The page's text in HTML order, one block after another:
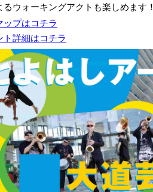
るウォーキングアクトも楽しめます！
ップはコチラ
ト詳細はコチラ